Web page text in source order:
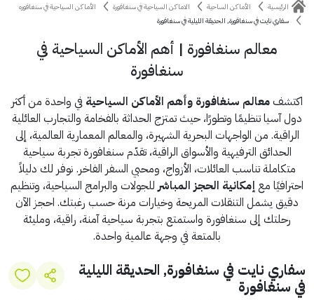
الرئيسية الأماكن الساحية الاماكن السياحية في سنغافورة
الأماكن السياحية في سنغافوره
سفاري نايت في سنغافورة, الحديقة الليلية في سنغافورة
معالم سنغافورة | أهم الأماكن السياحية في
سنغافورة
اكتشفمعالم سنغافورة وأهم الأماكن السياحية في واحدة من أكثر
دول آسيا تنظيمًا وتطورًا، حيث تمتزج الحداثة بالفخامة والتجارب العائلية
الراقية. من الواجهات البحرية الشهيرة، والمعالم المعمارية العالمية، إلى
الحدائق الترفيهية والأسواق الراقية، تقدّم سنغافورة تجربة سياحية
متكاملة تناسب العائلات، الأزواج، ومحبي السفر الفاخر. نوفر لك دليلاً
احترافيًا معإمكانية الحجز المباشرللجولات والبرامج السياحية، وتنظيم
دقيق يشمل التنقلات المريحة وخيارات مرنة حسب رغبتك. احجز الآن
رحلتك إلى سنغافورة واستمتع بتجربة سياحية آمنة، راقية، ومليئة
بالمتعة في وجهة عالمية واحدة.
سفاري نايت في سنغافورة, الحديقة الليلية
في سنغافورة